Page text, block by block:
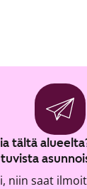
tältä
niin saat